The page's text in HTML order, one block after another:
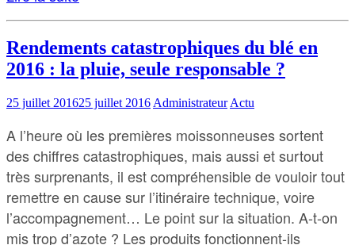
Rendements catastrophiques du blé en
2016 : la pluie, seule responsable ?
25 juillet 201625 juillet 2016 Administrateur Actu
A l’heure où les premières moissonneuses sortent
des chiffres catastrophiques, mais aussi et surtout
très surprenants, il est compréhensible de vouloir tout
remettre en cause sur l’itinéraire technique, voire
l’accompagnement… Le point sur la situation. A-t-on
mis trop d’azote ? Les produits fonctionnent-ils